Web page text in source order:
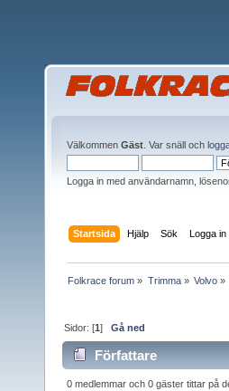
Välkommen Gäst . Var snäll och
Logga in med användarnamn,
Startsida Hjälp Sök Logga in
Folkrace forum » Trimma» Volvo»
Sidor: [1]Gå ned
Författare
0 medlemmar och 0 gäster tittar på